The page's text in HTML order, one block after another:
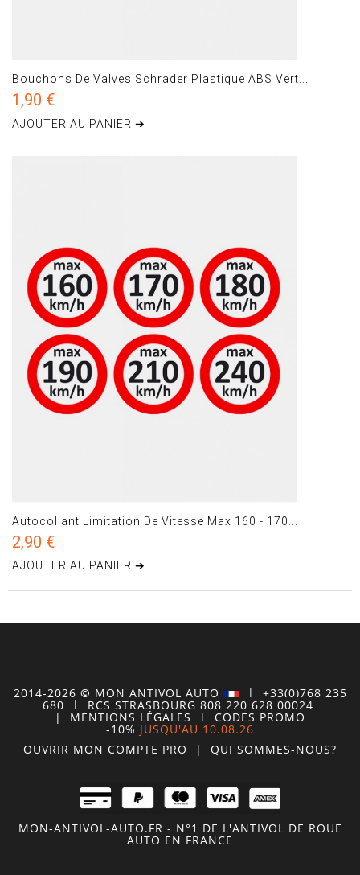
Bouchons De Valves Schrader Plastique ABS Vert...
1,90 €
AJOUTER AU PANIER ➔
Autocollant Limitation De Vitesse Max 160 - 170...
2,90 €
AJOUTER AU PANIER ➔
2014-2026 © MON ANTIVOL AUTO | +33(0)768 235
680 | RCS STRASBOURG 808 220 628 00024
| MENTIONS LÉGALES | CODES PROMO
-10% JUSQU'AU 10.08.26
OUVRIR MON COMPTE PRO | QUI SOMMES-NOUS?
MON-ANTIVOL-AUTO.FR - N°1 DE L'ANTIVOL DE ROUE
AUTO EN FRANCE